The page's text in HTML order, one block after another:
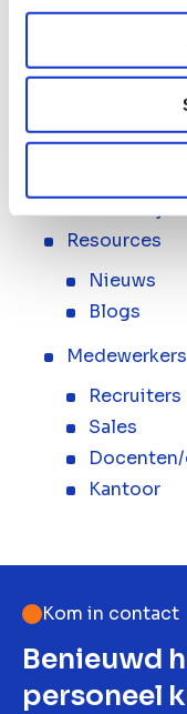
Partnerships
Aangesloten
Resources
Nieuws
Blogs
Medewerkers
Recruiters
Sales
Kantoor
Kom in contact
Benieuwd
personeel